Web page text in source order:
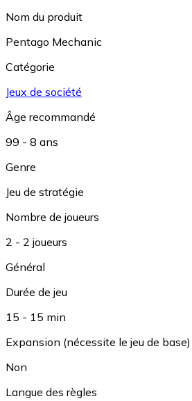
Nom du produit
Pentago Mechanic
Catégorie
Jeux de société
Âge recommandé
99 - 8 ans
Genre
Jeu de stratégie
Nombre de joueurs
2 - 2 joueurs
Général
Durée de jeu
15 - 15 min
Expansion (nécessite le jeu de base)
Non
Langue des règles